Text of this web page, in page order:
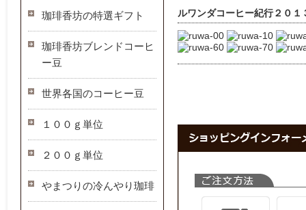
ルワンダコーヒー紀行２０１
珈琲香坊の特選ギフト
珈琲香坊ブレンドコーヒ
ー豆
世界各国のコーヒー豆
１００ｇ単位
２００ｇ単位
やまつりの冷んやり珈琲